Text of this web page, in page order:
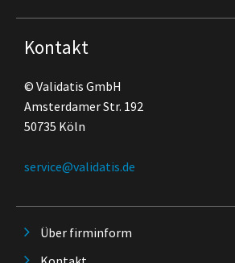
Kontakt
© Validatis GmbH
Amsterdamer Str. 192
50735 Köln
service@validatis.de
Über firminform